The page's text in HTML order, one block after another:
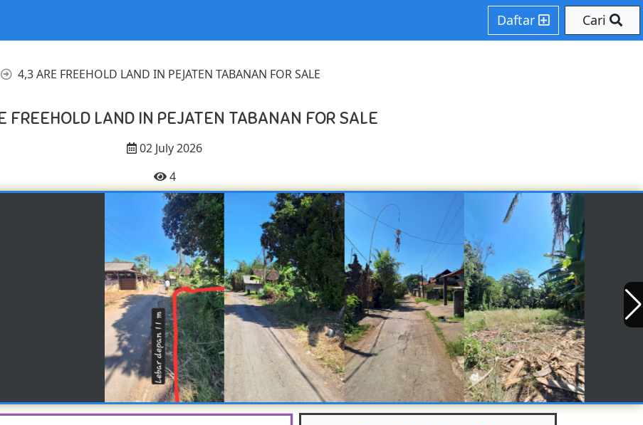
Daftar Cari
4,3 ARE FREEHOLD LAND IN PEJATEN TABANAN FOR SALE
FREEHOLD LAND IN PEJATEN TABANAN FOR SALE
02 July 2026
4